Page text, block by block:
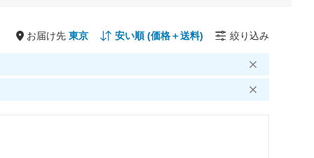
お届け先 絞り込み